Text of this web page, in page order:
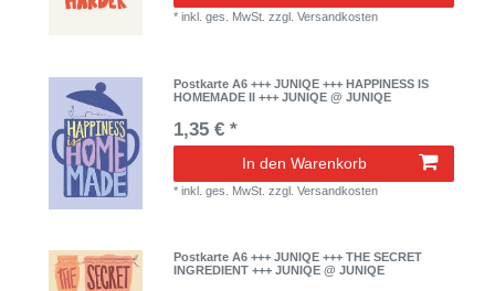
*inkl. ges. MwSt. zzgl.Versandkosten
Postkarte A6 +++ JUNIQE +++ HAPPINESS IS
HOMEMADE II +++ JUNIQE @ JUNIQE
1,35 € *
In den Warenkorb
*inkl. ges. MwSt. zzgl.Versandkosten
Postkarte A6 +++ JUNIQE +++ THE SECRET
INGREDIENT +++ JUNIQE @ JUNIQE